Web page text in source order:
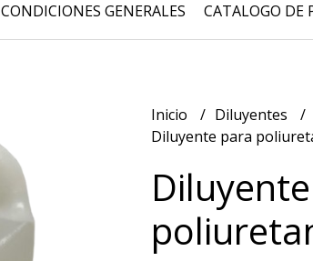
CONDICIONES GENERALES CATALOGO DE
Inicio
Diluyentes
Diluyente para